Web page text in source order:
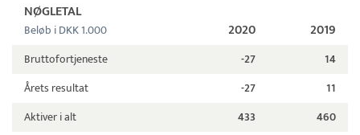
NØGLETAL
Beløb i DKK 1.000 2020 2019
Bruttofortjeneste -27
14
Årets resultat
-27
11
Aktiver i alt
433
460